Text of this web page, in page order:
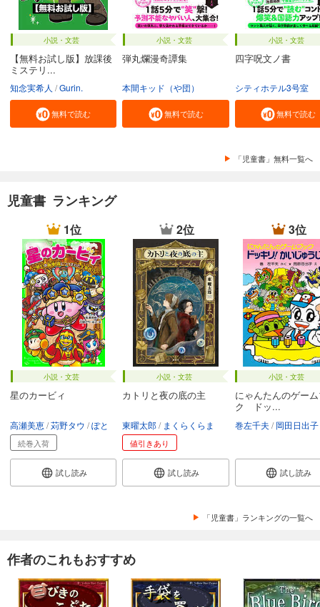
小説・文芸
【無料お試し版】放課後
ミステリ...
知念実希人 Gurin.
無料で読む
小説・文芸
弾丸爛漫奇譚集
本間キッド（や団）
無料で読む
小説・文芸
四字呪文ノ書
シティホテル3号室
無料で読む
「児童書」無料一覧へ
児童書 ランキング
1位
小説・文芸
星のカービィ
高瀬美恵 苅野タウ ぽと
続巻入荷
試し読み
2位
小説・文芸
カトリと夜の底の主
東曜太郎 まくらくらま
値引きあり
試し読み
3位
小説・文芸
にゃんたんのゲー
ク ドッ...
巻左千夫 岡田日出子
試し読み
「児童書」ランキングの一覧へ
作者のこれもおすすめ